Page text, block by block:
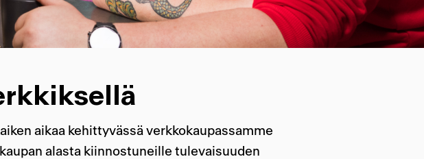
aikaa kehittyvässä verkkokaupassamme
alasta kiinnostuneille tulevaisuuden